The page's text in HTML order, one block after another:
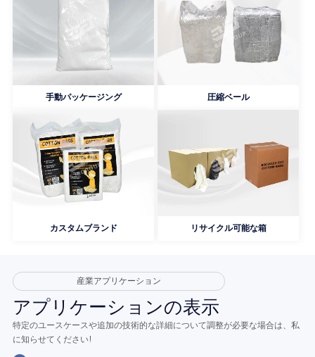
手動パッケージング 圧縮ベール
カスタムブランド リサイクル可能な箱
産業アプリケーション
アプリケーションの表示
特定のユースケースや追加の技術的な詳細について調整が必要な場合は、私
に知らせてください!